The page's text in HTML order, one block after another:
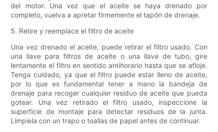
del motor. Una vez que el aceite se haya drenado por
completo, vuelva a apretar firmemente el tapón de drenaje.
5. Retire y reemplace el filtro de aceite
Una vez drenado el aceite, puede retirar el filtro usado. Con
una llave para filtros de aceite o una llave de tubo, gire
lentamente el filtro en sentido antihorario hasta que se afloje.
Tenga cuidado, ya que el filtro puede estar lleno de aceite,
por lo que es fundamental tener a mano la bandeja de
drenaje para recoger cualquier residuo de aceite que pueda
gotear. Una vez retirado el filtro usado, inspeccione la
superficie de montaje para detectar residuos de la junta.
Límpiela con un trapo o toallas de papel antes de continuar.